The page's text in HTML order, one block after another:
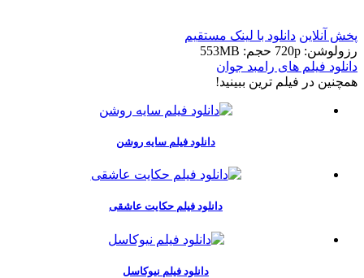
پخش آنلاین دانلود با لينک مستقيم
رزولوشن: 720p
حجم: 553MB
دانلود فیلم های رامبد جوان
همچنين در فيلم ترين ببينيد!
دانلود فیلم سایه روشن
دانلود فیلم حکایت عاشقی
دانلود فیلم نیوکاسل